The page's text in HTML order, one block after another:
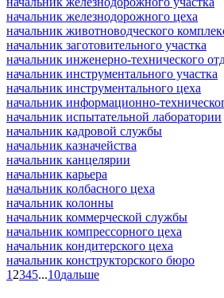
начальник железнодорожного цеха
начальник животноводческого
начальник заготовительного участка
начальник инженерно-технического
начальник инструментального участка
начальник инструментального цеха
начальник информационно-
начальник испытательной лаборатории
начальник кадровой службы
начальник казначейства
начальник канцелярии
начальник карьера
начальник колбасного цеха
начальник колонны
начальник коммерческой службы
начальник компрессорного цеха
начальник кондитерского цеха
начальник конструкторского бюро
1 2345...10дальше